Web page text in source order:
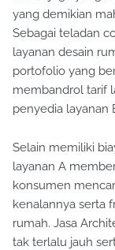
yang demikian
Sebagai teladan
layanan desain
portofolio yang
membandrol tarif
penyedia layanan
Selain memiliki
layanan A
konsumen
kenalannya serta
rumah. Jasa
tak terlalu jauh